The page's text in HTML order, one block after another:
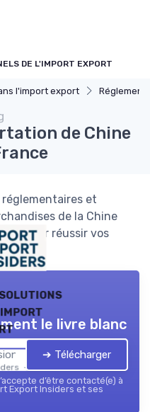
DE L'IMPORT EXPORT
l'import export
de Chine
et
de la Chine
pour réussir vos
— 2026
le livre blanc
➔ Télécharger
d’être contacté(e) à
Export Insiders et ses